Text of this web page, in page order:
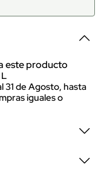
este producto
31 de Agosto, hasta
iguales o